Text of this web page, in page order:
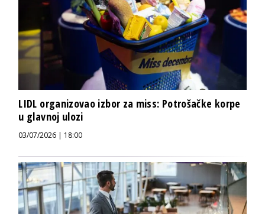
LIDL organizovao izbor za miss: Potrošačke korpe
u glavnoj ulozi
03/07/2026 | 18:00